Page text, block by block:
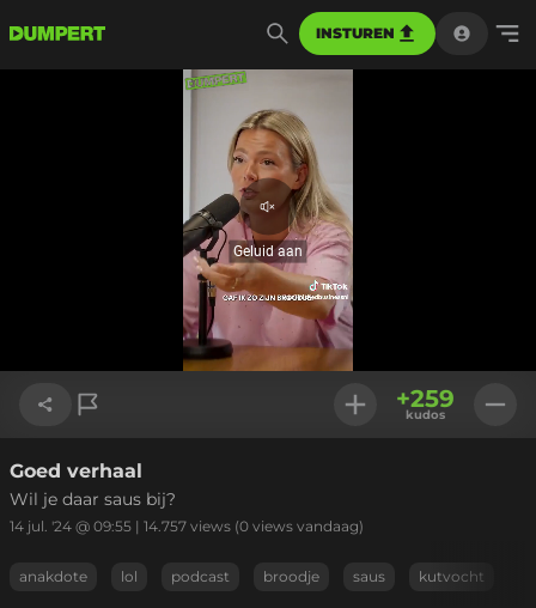
INSTUREN
Geluid
aan
Geluid aan
Geladen:
100.00%
Link kopiëren
+259
kudos
Goed verhaal
Wil je daar saus bij?
14 jul. '24 @ 09:55 | 14.757 views (0 views vandaag)
anakdote lol podcast broodje saus kutvocht